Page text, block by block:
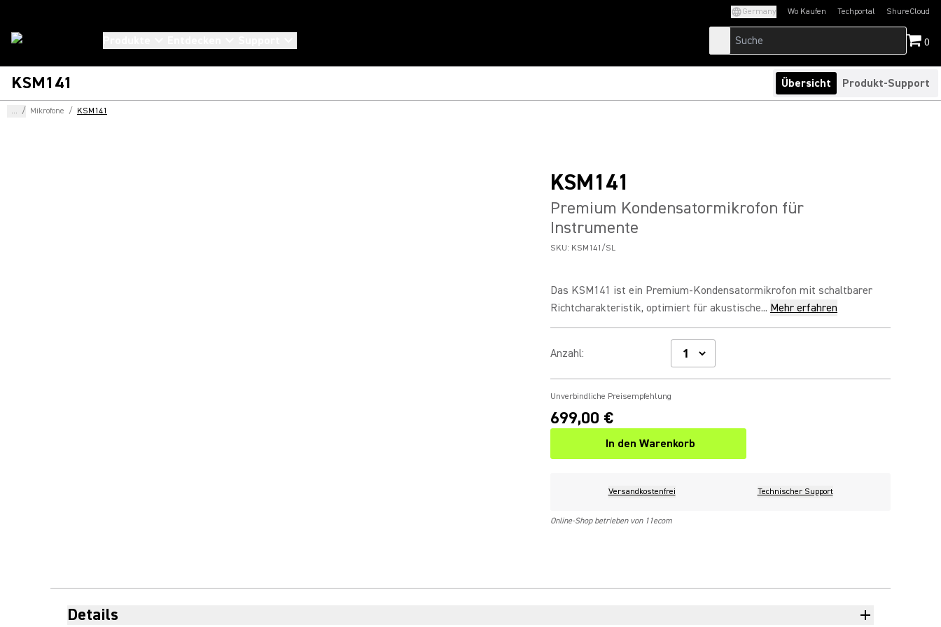
Germany Wo Kaufen Techportal
(Opens in a new tab)ShureCloud
(Opens in a new
0
KSM141 Übersicht Produkt-Support
... / Mikrofone / KSM141
KSM141
Premium Kondensatormikrofon für
Instrumente
SKU: KSM141/SL
Das KSM141 ist ein Premium-Kondensatormikrofon mit schaltbarer
Richtcharakteristik, optimiert für akustische... Mehr erfahren
Anzahl:
Unverbindliche Preisempfehlung
699,00 €
In den Warenkorb
Versandkostenfrei Technischer Support
Online-Shop betrieben von 11ecom
Details